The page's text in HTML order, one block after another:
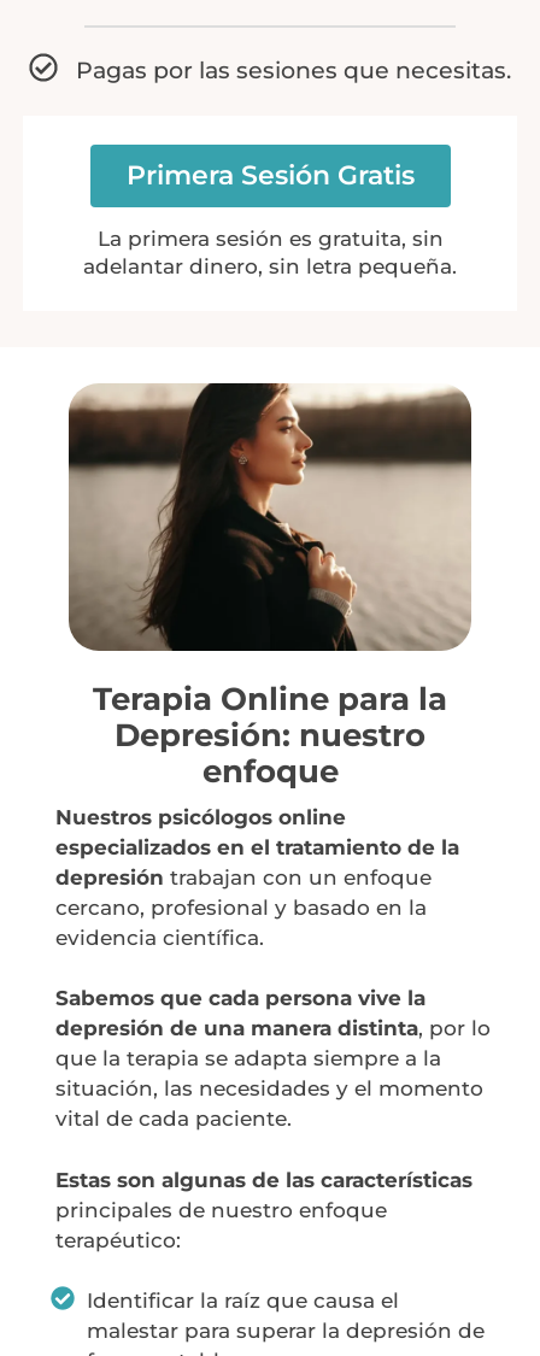
Pagas por las sesiones que necesitas.
Primera Sesión Gratis
La primera sesión es gratuita, sin
adelantar dinero, sin letra pequeña.
Terapia Online para la
Depresión: nuestro
enfoque
Nuestros psicólogos online
especializados en el tratamiento de la
depresión trabajan con un enfoque
cercano, profesional y basado en la
evidencia científica.
Sabemos que cada persona vive la
depresión de una manera distinta, por lo
que la terapia se adapta siempre a la
situación, las necesidades y el momento
vital de cada paciente.
Estas son algunas de las características
principales de nuestro enfoque
terapéutico:
Identificar la raíz que causa el
malestar para superar la depresión de